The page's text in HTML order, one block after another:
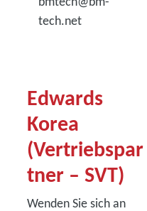
tech.net
Edwards
Korea
(Vertriebspar
tner – SVT)
Wenden Sie sich an